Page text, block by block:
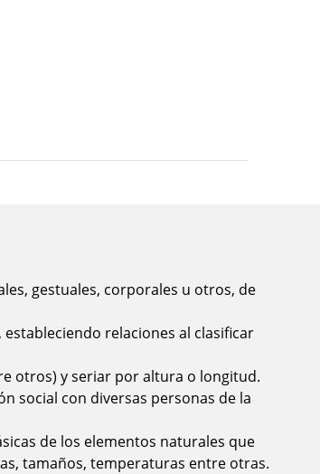
gestuales, corporales u otros, de
relaciones al clasificar
otros) y seriar por altura o longitud.
social con diversas personas de la
de los elementos naturales que
tamaños, temperaturas entre otras.